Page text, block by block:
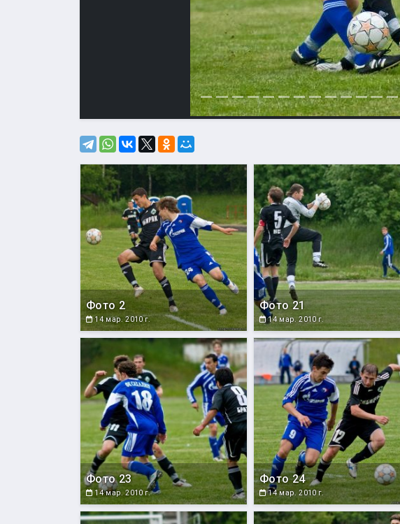
Фото 2
14 мар. 2010 г.
Фото 21
14 мар. 2010 г.
Фото 23
14 мар. 2010 г.
Фото 24
14 мар. 2010 г.